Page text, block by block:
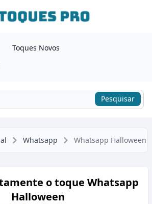
Toques Novos
Pesquisar
Whatsapp Whatsapp Halloween
o toque Whatsapp
Halloween